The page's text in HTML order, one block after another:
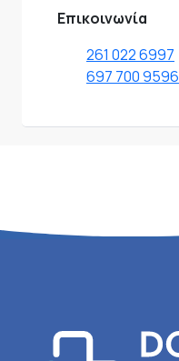
Επικοινωνία
261 022 6997
697 700 9596